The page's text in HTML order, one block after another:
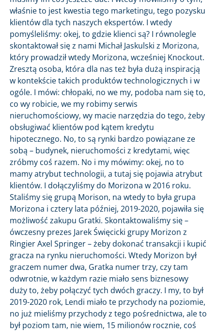
właśnie to jest kwestia tego marketingu, tego pozysku
klientów dla tych naszych ekspertów. I wtedy
pomyśleliśmy: okej, to gdzie klienci są? I równolegle
skontaktował się z nami Michał Jaskulski z Morizona,
który prowadził wtedy Morizona, wcześniej Knockout.
Zresztą osoba, która dla nas też była dużą inspiracją
w kontekście takich produktów technologicznych i w
ogóle. I mówi: chłopaki, no we my, podoba nam się to,
co wy robicie, we my robimy serwis
nieruchomościowy, wy macie narzędzia do tego, żeby
obsługiwać klientów pod kątem kredytu
hipotecznego. No, to są rynki bardzo powiązane ze
sobą – budynek, nieruchomości z kredytami, więc
zróbmy coś razem. No i my mówimy: okej, no to
mamy atrybut technologii, a tutaj się pojawia atrybut
klientów. I dołączyliśmy do Morizona w 2016 roku.
Staliśmy się grupą Morison, na wtedy to była grupa
Morizona i cztery lata później, 2019-2020, pojawiła się
możliwość zakupu Gratki. Skontaktowaliśmy się –
ówczesny prezes Jarek Święcicki grupy Morizon z
Ringier Axel Springer – żeby dokonać transakcji i kupić
gracza na rynku nieruchomości. Wtedy Morizon był
graczem numer dwa, Gratka numer trzy, czy tam
odwrotnie, w każdym razie miało sens biznesowy
duży to, żeby połączyć tych dwóch graczy. I my, to był
2019-2020 rok, Lendi miało te przychody na poziomie,
no już mieliśmy przychody z tego pośrednictwa, ale to
był poziom tam, nie wiem, 15 milionów rocznie, coś